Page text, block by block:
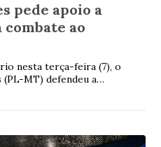
pede apoio a
ao
nesta terça-feira (7), o
MT) defendeu a